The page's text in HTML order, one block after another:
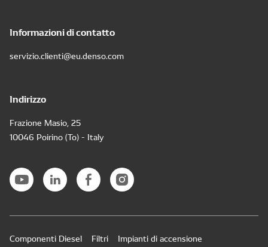
Informazioni di contatto
servizio.clienti@eu.denso.com
Indirizzo
Frazione Masio, 25
10046 Poirino (To) - Italy
Componenti Diesel Filtri Impianti di accensione